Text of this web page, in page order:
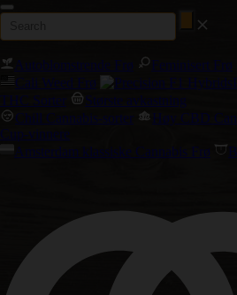
Autoblomstrende Frø Feminisert Frø
Cali Weed Frø
THC Sorter
Største avkastning
Chill Cannabis-sorter
Høy CBD
Cup-vinnere
Amsterdam klassiske Cannabis Frø